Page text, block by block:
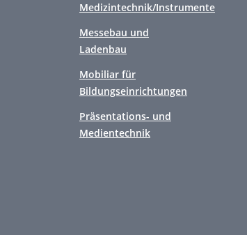
Medizintechnik/Instrumente
Messebau und
Ladenbau
Mobiliar für
Bildungseinrichtungen
Präsentations- und
Medientechnik